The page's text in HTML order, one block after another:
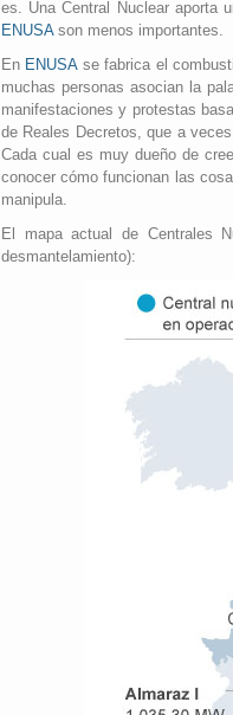
es. Una Central Nuclear aporta
ENUSAson menos importantes.
En ENUSAse fabrica el
muchas personas asocian la
manifestaciones y protestas
de Reales Decretos, que a
Cada cual es muy dueño de
conocer cómo funcionan las
manipula.
El mapa actual de Centrales
desmantelamiento):